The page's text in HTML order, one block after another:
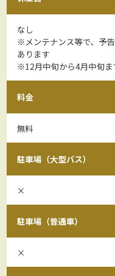
なし
※メンテナンス等で、予
あります
※12月中旬から4月中旬
料金
無料
駐車場（大型バス）
×
駐車場（普通車）
×